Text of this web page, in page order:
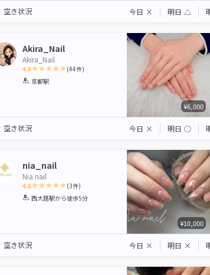
空き状況 今日 × 明日 △
Akira_Nail
Akira_Nail
4.9
1 2 3
(44件)
京都駅
¥6,000
空き状況 今日 × 明日 ◯
nia_nail
Nia nail
4.8
1 2 3 4 5
(3件)
西大路駅から徒歩5分
¥10,000
空き状況 今日 × 明日 ×